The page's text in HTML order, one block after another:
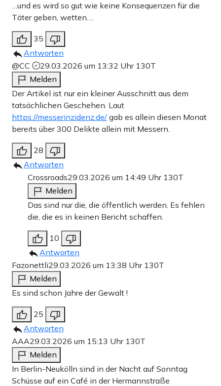
…und es wird so gut wie keine Konsequenzen für die
Täter geben, wetten….
35
Antworten
@CC
29.03.2026 um 13:32 Uhr 130T
Melden
Der Artikel ist nur ein kleiner Ausschnitt aus dem
tatsächlichen Geschehen. Laut
https://messerinzidenz.de/ gab es allein diesen Monat
bereits über 300 Delikte allein mit Messern.
28
Antworten
Crossroads29.03.2026 um 14:49 Uhr 130T
Melden
Das sind nur die, die öffentlich werden. Es fehlen
die, die es in keinen Bericht schaffen.
10
Antworten
Fazonettli29.03.2026 um 13:38 Uhr 130T
Melden
Es sind schon Jahre der Gewalt !
25
Antworten
AAA29.03.2026 um 15:13 Uhr 130T
Melden
In Berlin-Neukölln sind in der Nacht auf Sonntag
Schüsse auf ein Café in der Hermannstraße